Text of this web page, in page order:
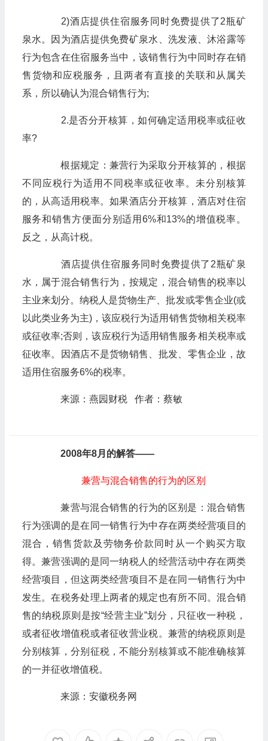
2)酒店提供住宿服务同时免费提供了2瓶矿
泉水。因为酒店提供免费矿泉水、洗发液、沐浴露等
行为包含在住宿服务当中，该销售行为中同时存在销
售货物和应税服务，且两者有直接的关联和从属关
系，所以确认为混合销售行为;
2.是否分开核算，如何确定适用税率或征收
率?
根据规定：兼营行为采取分开核算的，根据
不同应税行为适用不同税率或征收率。未分别核算
的，从高适用税率。如果酒店分开核算，酒店对住宿
服务和销售方便面分别适用6%和13%的增值税率。
反之，从高计税。
酒店提供住宿服务同时免费提供了2瓶矿泉
水，属于混合销售行为，按规定，混合销售的税率以
主业来划分。纳税人是货物生产、批发或零售企业(或
以此类业务为主)，该应税行为适用销售货物相关税率
或征收率;否则，该应税行为适用销售服务相关税率或
征收率。因酒店不是货物销售、批发、零售企业，故
适用住宿服务6%的税率。
来源：燕园财税 作者：蔡敏
2008年8月的解答——
兼营与混合销售的行为的区别
兼营与混合销售的行为的区别是：混合销售
行为强调的是在同一销售行为中存在两类经营项目的
混合，销售货款及劳物务价款同时从一个购买方取
得。兼营强调的是同一纳税人的经营活动中存在两类
经营项目，但这两类经营项目不是在同一销售行为中
发生。在税务处理上两者的规定也有所不同。混合销
售的纳税原则是按“经营主业”划分，只征收一种税，
或者征收增值税或者征收营业税。兼营的纳税原则是
分别核算，分别征税，不能分别核算或不能准确核算
的一并征收增值税。
来源：安徽税务网